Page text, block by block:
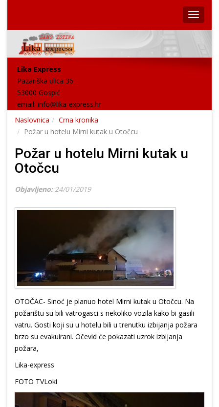
Lika Express
Pazariška ulica 36
53000 Gospić
email: info@lika-express.hr
Naslovnica
Crna kronika
Požar u hotelu Mirni kutak u Otočcu
Požar u hotelu Mirni kutak u
Otočcu
Objavljeno: 24/01/2019
OTOČAC- Sinoć je planuo hotel Mirni kutak u Otočcu. Na
požarištu su bili vatrogasci s nekoliko vozila kako bi gasili
vatru. Gosti koji su u hotelu bili u trenutku izbijanja požara
brzo su evakuirani. Očevid će pokazati uzrok izbijanja
požara,
Lika-express
FOTO TVLoki